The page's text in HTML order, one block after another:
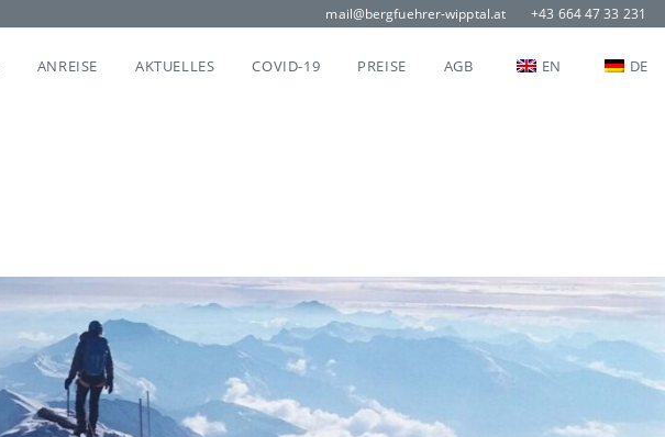
mail@bergfuehrer-wipptal.at +43 664 47 33 231
ANREISE AKTUELLES COVID-19 PREISE AGB EN DE